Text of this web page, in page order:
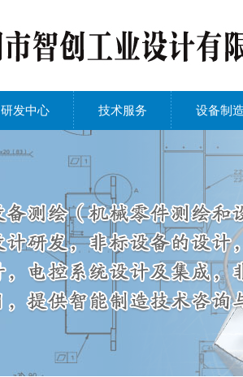
研发中心 技术服务 设备制